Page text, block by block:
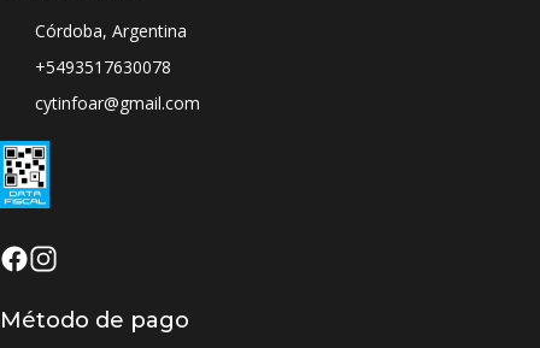
Córdoba, Argentina
+5493517630078
cytinfoar@gmail.com
Método de pago